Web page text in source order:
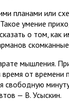
планами или
умение
о том, как
мышления.
от времени
— В. Усыскин.